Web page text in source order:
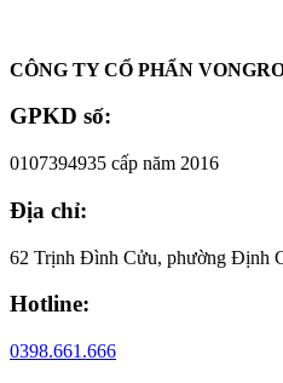
CÔNG TY CỔ PHẨN
GPKD số:
0107394935 cấp năm 2016
Địa chỉ:
62 Trịnh Đình Cửu, phường Định
Hotline:
0398.661.666